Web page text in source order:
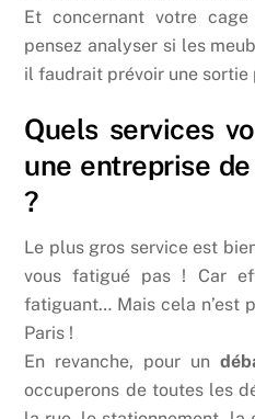
Et concernant votre cage
pensez analyser si les
il faudrait prévoir une sortie
Quels services
une entreprise
?
Le plus gros service est
vous fatigué pas ! Car
fatiguant… Mais cela n’est
Paris !
En revanche, pour un
occuperons de toutes les